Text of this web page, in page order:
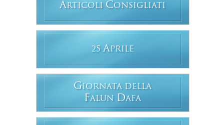
ARTICOLI CONSIGLIATI
25 APRILE
GIORNATA DELLA
FALUN DAFA